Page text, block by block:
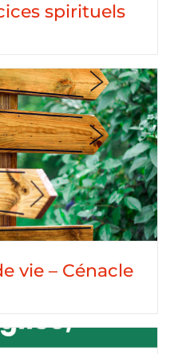
spirituels
vie – Cénacle